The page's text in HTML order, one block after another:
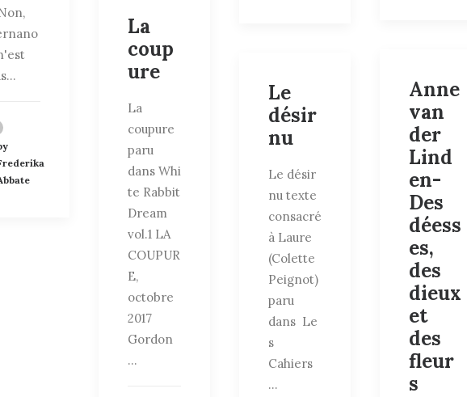
La
coup
ure
La
coupure
paru
dans Whi
te Rabbit
Dream
vol.1 LA
COUPUR
E,
octobre
2017
Gordon
…
Anne
van
der
Lind
en-
Des
déess
es,
des
dieux
et
des
fleur
s
Le
désir
nu
Le désir
nu texte
consacré
à Laure
(Colette
Peignot)
paru
dans Le
s
Cahiers
…